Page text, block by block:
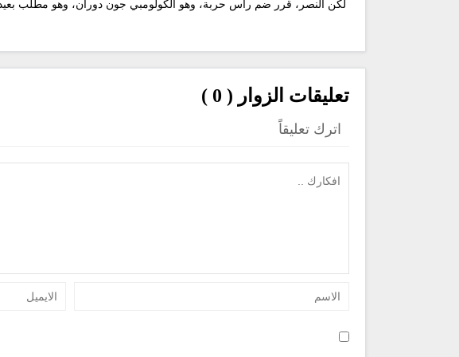
لكن النصر، قرر ضم رأس حربة، وهو الكولومبي جون دوران، وهو مطلب
تعليقات الزوار ( 0 )
اترك تعليقاً